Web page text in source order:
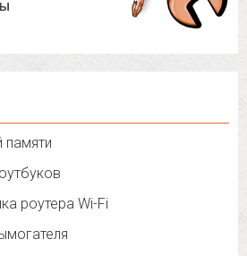
памяти
роутера Wi-Fi